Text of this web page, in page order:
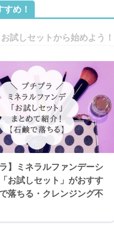
すめ！
試しセットから始めよう
ラ】ミネラルファンデーシ
お試しセット」がおすす
落ちる・クレンジング不